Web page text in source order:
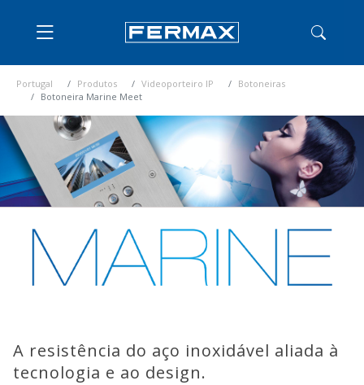
Portugal Produtos Videoporteiro IP
Botoneiras
Botoneira Marine Meet
A resistência do aço inoxidável aliada à
tecnologia e ao design.